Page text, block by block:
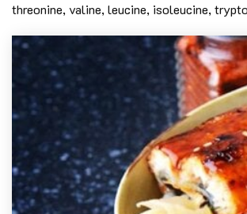
threonine, valine, leucine, isoleucine,